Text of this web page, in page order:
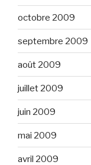
octobre 2009
septembre 2009
août 2009
juillet 2009
juin 2009
mai 2009
avril 2009